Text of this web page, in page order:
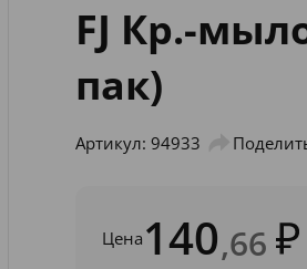
FJ Кр.-
пак)
Артикул: 94933
Цена 140,66